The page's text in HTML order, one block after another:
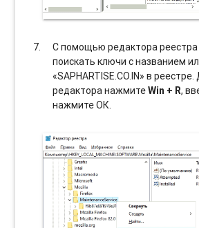
С помощью редактора
поискать ключи с названием
«SAPHARTISE.CO.IN» в
редактора нажмитеWin + R,
нажмите ОК.